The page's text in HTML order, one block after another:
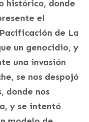
histórico, donde
el
de La
un genocidio, y
una invasión
se nos despojó
donde nos
y se intentó